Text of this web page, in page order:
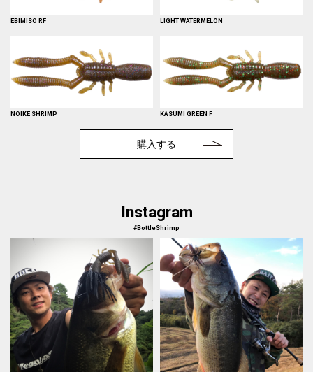
EBIMISO RF LIGHT WATERMELON
NOIKE SHRIMP KASUMI GREEN F
購入する
Instagram
#BottleShrimp